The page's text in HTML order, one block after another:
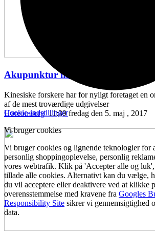
Akupunktur mod hørenedsættelse
Kinesiske forskere har for nyligt foretaget en
af de mest troværdige udgivelser
Høreomsorg 11:39 fredag den 5. maj , 2017
Cookie-indstillinger
Vi bruger cookies
Vi bruger cookies og lignende teknologier for
personlig shoppingoplevelse, personlig
vores webtrafik. Klik på 'Accepter alle og
tillade alle cookies. Alternativt kan du vælge,
du vil acceptere eller deaktivere ved at klikke
overensstemmelse med kravene fra Googles
Responsibility Site sikrer vi gennemsigtighed
data.